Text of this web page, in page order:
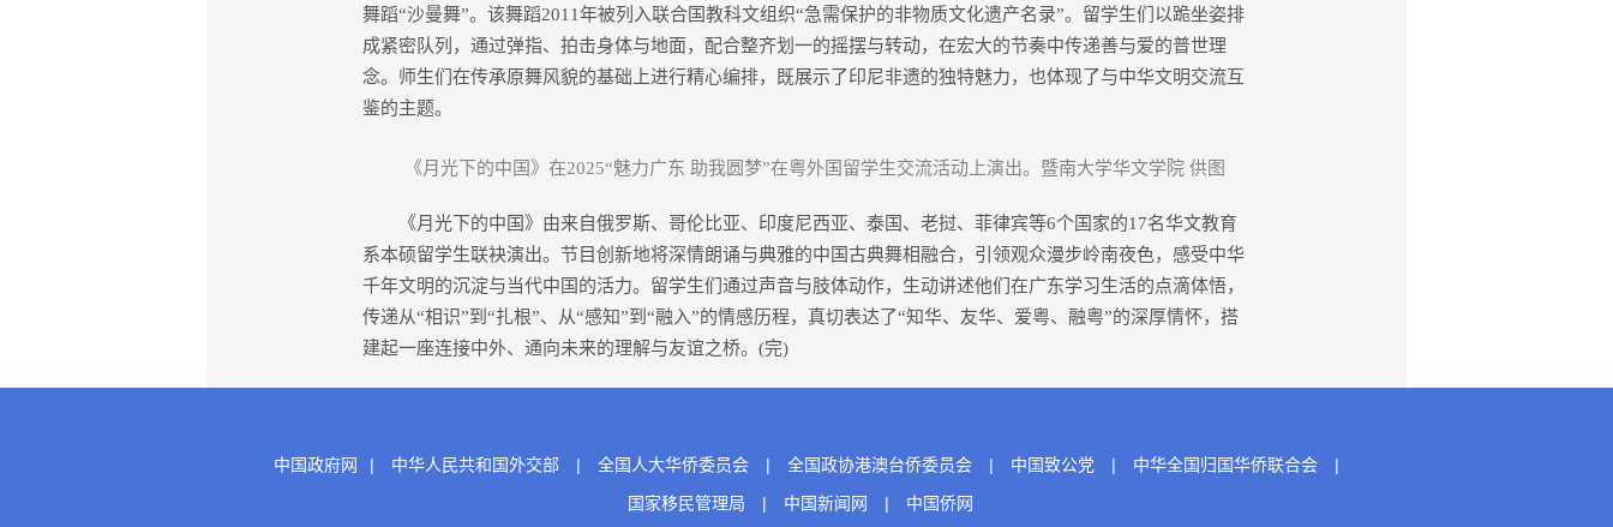
舞蹈“沙曼舞”。该舞蹈2011年被列入联合国教科文组织“急需保护的非物质文化遗产名录”。留学生们以跪坐姿排
成紧密队列，通过弹指、拍击身体与地面，配合整齐划一的摇摆与转动，在宏大的节奏中传递善与爱的普世理
念。师生们在传承原舞风貌的基础上进行精心编排，既展示了印尼非遗的独特魅力，也体现了与中华文明交流互
鉴的主题。
《月光下的中国》在2025“魅力广东 助我圆梦”在粤外国留学生交流活动上演出。暨南大学华文学院 供图
《月光下的中国》由来自俄罗斯、哥伦比亚、印度尼西亚、泰国、老挝、菲律宾等6个国家的17名华文教育
系本硕留学生联袂演出。节目创新地将深情朗诵与典雅的中国古典舞相融合，引领观众漫步岭南夜色，感受中华
千年文明的沉淀与当代中国的活力。留学生们通过声音与肢体动作，生动讲述他们在广东学习生活的点滴体悟，
传递从“相识”到“扎根”、从“感知”到“融入”的情感历程，真切表达了“知华、友华、爱粤、融粤”的深厚情怀，搭
建起一座连接中外、通向未来的理解与友谊之桥。(完)
中国政府网 | 中华人民共和国外交部 | 全国人大华侨委员会 | 全国政协港澳台侨委员会 | 中国致公党 | 中华全国归国华侨联合会
|
国家移民管理局
| 中国新闻网 | 中国侨网